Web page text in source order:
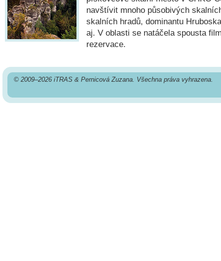
navštívit mnoho působivých
skalních hradů, dominantu
aj. V oblasti se natáčela spousta
rezervace.
© 2009–2026 iTRAS & Pernicová Zuzana. Všechna práva vyhrazena.